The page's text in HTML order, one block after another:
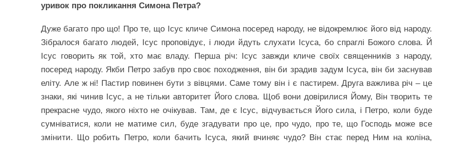
уривок про покликання Симона Петра?
Дуже багато про що! Про те, що Ісус кличе Симона посеред народу, не відокремлює його від народу.
Зібралося багато людей, Ісус проповідує, і люди йдуть слухати Ісуса, бо спраглі Божого слова. Й
Ісус говорить як той, хто має владу. Перша річ: Ісус завжди кличе своїх священників з народу,
посеред народу. Якби Петро забув про своє походження, він би зрадив задум Ісуса, він би заснував
еліту. Але ж ні! Пастир повинен бути з вівцями. Саме тому він і є пастирем. Друга важлива річ – це
знаки, які чинив Ісус, а не тільки авторитет Його слова. Щоб вони довірилися Йому, Він творить те
прекрасне чудо, якого ніхто не очікував. Там, де є Ісус, відчувається Його сила, і Петро, коли буде
сумніватися, коли не матиме сил, буде згадувати про це, про чудо, про те, що Господь може все
змінити. Що робить Петро, коли бачить Ісуса, який вчиняє чудо? Він стає перед Ним на коліна,